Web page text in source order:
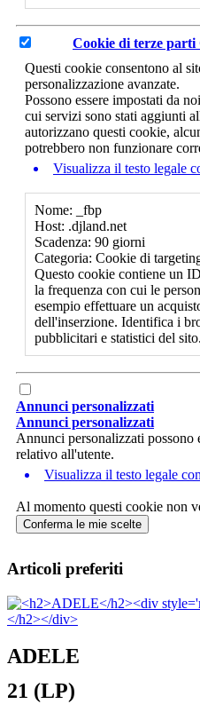
Cookie di terze parti
Questi cookie consentono al
personalizzazione avanzate.
Possono essere impostati da
cui servizi sono stati aggiunti
autorizzano questi cookie,
potrebbero non funzionare
Visualizza il testo legale
Nome: _fbp
Host: .djland.net
Scadenza: 90 giorni
Categoria: Cookie di
Questo cookie contiene un
la frequenza con cui le
esempio effettuare un
dell'inserzione. Identifica i
pubblicitari e statistici del sito.
Annunci personalizzati
Annunci personalizzati
Annunci personalizzati possono
relativo all'utente.
Visualizza il testo legale
Al momento questi cookie non
Conferma le mie scelte
Articoli preferiti
ADELE
21 (LP)